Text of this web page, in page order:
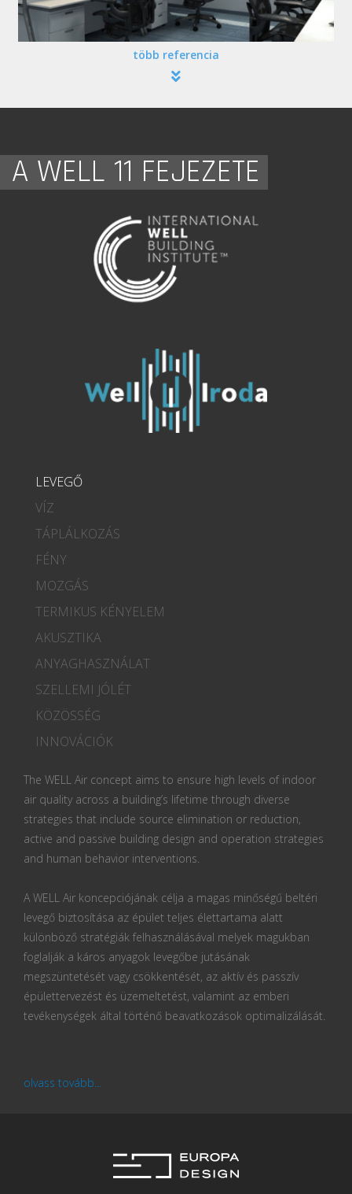
több referencia
A WELL 11 FEJEZETE
LEVEGŐ
VÍZ
TÁPLÁLKOZÁS
FÉNY
MOZGÁS
TERMIKUS KÉNYELEM
AKUSZTIKA
ANYAGHASZNÁLAT
SZELLEMI JÓLÉT
KÖZÖSSÉG
INNOVÁCIÓK
The WELL Air concept aims to ensure high levels of indoor
air quality across a building’s lifetime through diverse
strategies that include source elimination or reduction,
active and passive building design and operation strategies
and human behavior interventions.
A WELL Air koncepciójának célja a magas minőségű beltéri
levegő biztosítása az épület teljes élettartama alatt
különböző stratégiák felhasználásával melyek magukban
foglalják a káros anyagok levegőbe jutásának
megszüntetését vagy csökkentését, az aktív és passzív
épülettervezést és üzemeltetést, valamint az emberi
tevékenységek által történő beavatkozások optimalizálását.
olvass tovább...